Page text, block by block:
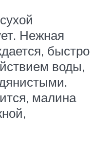
Нежная
быстро
воды,
малина